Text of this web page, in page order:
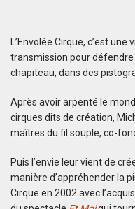
L’Envolée Cirque, c’est
transmission pour défendre
chapiteau, dans des
Après avoir arpenté le
cirques dits de création,
maîtres du fil souple, co-
Puis l’envie leur vient de
manière d’appréhender la
Cirque en 2002 avec